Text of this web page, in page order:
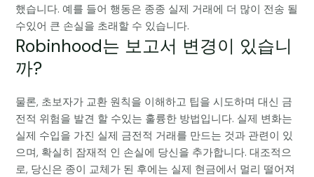
했습니다. 예를 들어 행동은 종종 실제 거래에 더 많이 전송 될
수있어 큰 손실을 초래할 수 있습니다.
Robinhood는 보고서 변경이 있습니
까?
물론, 초보자가 교환 원칙을 이해하고 팁을 시도하며 대신 금
전적 위험을 발견 할 수있는 훌륭한 방법입니다. 실제 변화는
실제 수입을 가진 실제 금전적 거래를 만드는 것과 관련이 있
으며, 확실히 잠재적 인 손실에 당신을 추가합니다. 대조적으
로, 당신은 종이 교체가 된 후에는 실제 현금에서 멀리 떨어져